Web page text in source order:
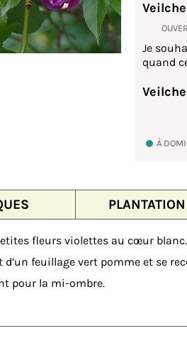
Je
quand
À
PLANTATION
fleurs violettes au cœur blanc.
feuillage vert pomme et se
pour la mi-ombre.